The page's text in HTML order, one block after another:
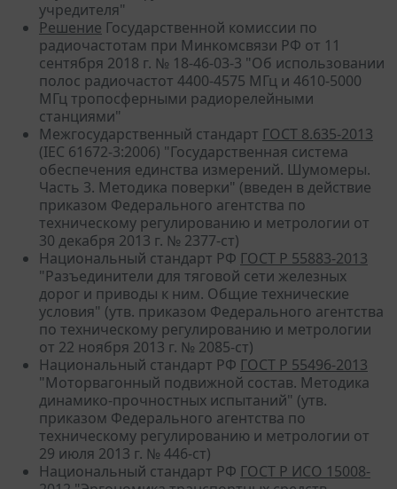
учредителя"
Решение Государственной комиссии по
радиочастотам при Минкомсвязи РФ от 11
сентября 2018 г. № 18-46-03-3 "Об использовании
полос радиочастот 4400-4575 МГц и 4610-5000
МГц тропосферными радиорелейными
станциями"
Межгосударственный стандарт ГОСТ 8.635-2013
(IEC 61672-3:2006) "Государственная система
обеспечения единства измерений. Шумомеры.
Часть 3. Методика поверки" (введен в действие
приказом Федерального агентства по
техническому регулированию и метрологии от
30 декабря 2013 г. № 2377-ст)
Национальный стандарт РФ ГОСТ Р 55883-2013
"Разъединители для тяговой сети железных
дорог и приводы к ним. Общие технические
условия" (утв. приказом Федерального агентства
по техническому регулированию и метрологии
от 22 ноября 2013 г. № 2085-ст)
Национальный стандарт РФ ГОСТ Р 55496-2013
"Моторвагонный подвижной состав. Методика
динамико-прочностных испытаний" (утв.
приказом Федерального агентства по
техническому регулированию и метрологии от
29 июля 2013 г. № 446-ст)
Национальный стандарт РФ ГОСТ Р ИСО 15008-